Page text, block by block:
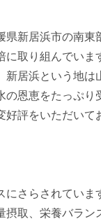
県新居浜市の南東
取り組んでいま
居浜という地は
恩恵をたっぷり
評をいただいて
さらされていま
摂取、栄養バラン